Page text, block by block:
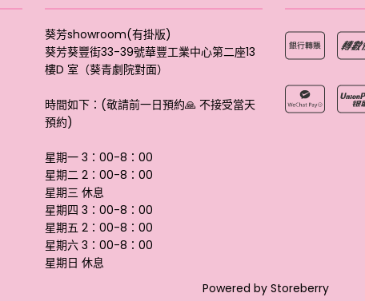
葵芳showroom(有掛版)
葵芳葵豐街33-39號華豐工業中心第二座13
樓D 室（葵青劇院對面）
時間如下：(敬請前一日預約🙏 不接受當天
預約)
星期一 3：00-8：00
星期二 2：00-8：00
星期三 休息
星期四 3：00-8：00
星期五 2：00-8：00
星期六 3：00-8：00
星期日 休息
Powered by Storeberry